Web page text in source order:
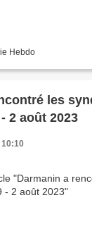
Hebdo
les
2 août 2023
10:10